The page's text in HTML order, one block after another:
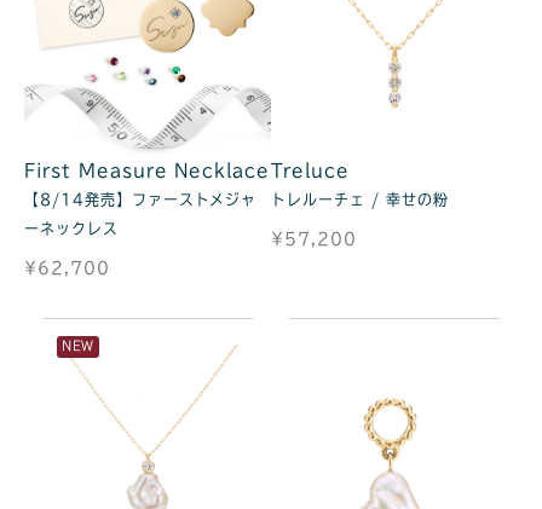
First Measure Necklace
【8/14発売】ファーストメジャ
ーネックレス
¥62,700
Treluce
トレルーチェ / 幸せの粉
¥57,200
NEW